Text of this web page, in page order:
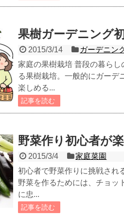
果樹ガーデニング
2015/3/14 ガーデニン
家庭の果樹栽培 普段の暮ら
る果樹栽培。一般的にガーデ
楽しめる...
記事を読む
野菜作り初心者が
2015/3/4
家庭菜園
初心者で野菜作りに挑戦され
野菜を作るためには、チョッ
に忠...
記事を読む